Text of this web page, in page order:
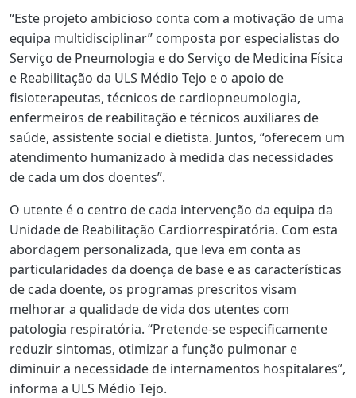
“Este projeto ambicioso conta com a motivação de uma
equipa multidisciplinar” composta por especialistas do
Serviço de Pneumologia e do Serviço de Medicina Física
e Reabilitação da ULS Médio Tejo e o apoio de
fisioterapeutas, técnicos de cardiopneumologia,
enfermeiros de reabilitação e técnicos auxiliares de
saúde, assistente social e dietista. Juntos, “oferecem um
atendimento humanizado à medida das necessidades
de cada um dos doentes”.
O utente é o centro de cada intervenção da equipa da
Unidade de Reabilitação Cardiorrespiratória. Com esta
abordagem personalizada, que leva em conta as
particularidades da doença de base e as características
de cada doente, os programas prescritos visam
melhorar a qualidade de vida dos utentes com
patologia respiratória. “Pretende-se especificamente
reduzir sintomas, otimizar a função pulmonar e
diminuir a necessidade de internamentos hospitalares”,
informa a ULS Médio Tejo.